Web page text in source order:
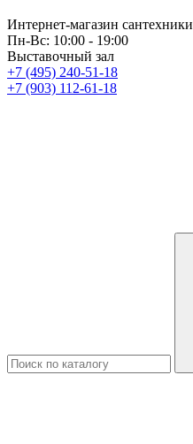
Интернет-магазин сантехники
Пн-Вс: 10:00 - 19:00
Выставочный зал
+7 (495) 240-51-18
+7 (903) 112-61-18